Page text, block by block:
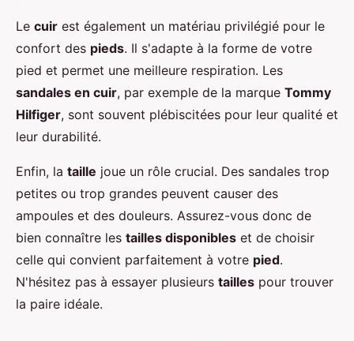
Le cuir est également un matériau privilégié pour le
confort des pieds. Il s'adapte à la forme de votre
pied et permet une meilleure respiration. Les
sandales en cuir, par exemple de la marque Tommy
Hilfiger, sont souvent plébiscitées pour leur qualité et
leur durabilité.
Enfin, la taille joue un rôle crucial. Des sandales trop
petites ou trop grandes peuvent causer des
ampoules et des douleurs. Assurez-vous donc de
bien connaître les tailles disponibles et de choisir
celle qui convient parfaitement à votre pied.
N'hésitez pas à essayer plusieurs tailles pour trouver
la paire idéale.